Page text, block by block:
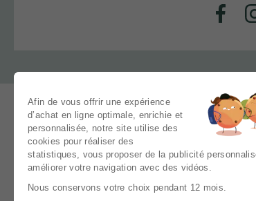
Afin de vous offrir une expérience
d’achat en ligne optimale, enrichie et
personnalisée, notre site utilise des
cookies pour réaliser des
statistiques, vous proposer de la publicité
améliorer votre navigation avec des vidéos.
Nous conservons votre choix pendant 12 mois.